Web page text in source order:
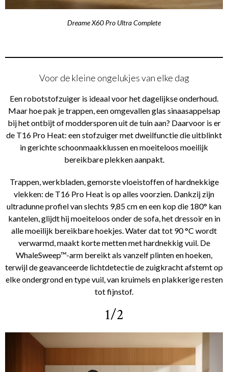
Dreame X60 Pro Ultra Complete
Voor de kleine ongelukjes van elke dag
Een robotstofzuiger is ideaal voor het dagelijkse onderhoud.
Maar hoe pak je trappen, een omgevallen glas sinaasappelsap
bij het ontbijt of moddersporen uit de tuin aan? Daarvoor is er
de T16 Pro Heat: een stofzuiger met dweilfunctie die uitblinkt
in gerichte schoonmaakklussen en moeiteloos moeilijk
bereikbare plekken aanpakt.
Trappen, werkbladen, gemorste vloeistoffen of hardnekkige
vlekken: de T16 Pro Heat is op alles voorzien. Dankzij zijn
ultradunne profiel van slechts 9,85 cm en een kop die 180° kan
kantelen, glijdt hij moeiteloos onder de sofa, het dressoir en in
alle moeilijk bereikbare hoekjes. Water dat tot 90 °C wordt
verwarmd, maakt korte metten met hardnekkig vuil. De
WhaleSweep™-arm bereikt als vanzelf plinten en hoeken,
terwijl de geavanceerde lichtdetectie de zuigkracht afstemt op
elke ondergrond en type vuil, van kruimels en plakkerige resten
tot fijnstof.
1/2